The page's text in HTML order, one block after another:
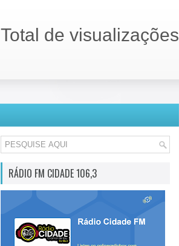
Total de visualizações
RÁDIO FM CIDADE 106,3